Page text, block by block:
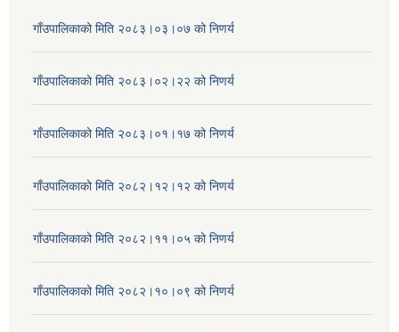
गाँउपालिकाको मिति २०८३।०३।०७ को निणर्य
गाँउपालिकाको मिति २०८३।०२।२२ को निणर्य
गाँउपालिकाको मिति २०८३।०१।१७ को निणर्य
गाँउपालिकाको मिति २०८२।१२।१२ को निणर्य
गाँउपालिकाको मिति २०८२।११।०५ को निणर्य
गाँउपालिकाको मिति २०८२।१०।०९ को निणर्य